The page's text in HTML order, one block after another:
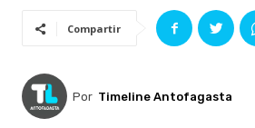
Compartir
Por Timeline Antofagasta